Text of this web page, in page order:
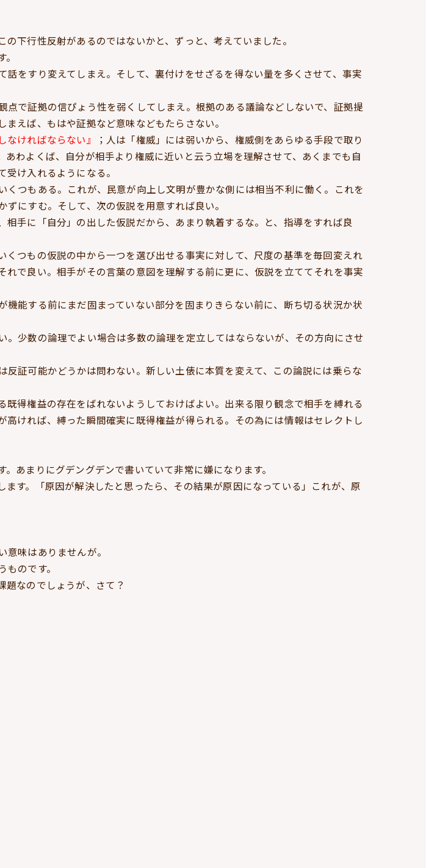
下行性反射があるのではないかと、ずっと、考えていました。
話をすり変えてしまえ。そして、裏付けをせざるを得ない量を多くさせて、事実
点で証拠の信ぴょう性を弱くしてしまえ。根拠のある議論などしないで、証拠提
えば、もはや証拠など意味などもたらさない。
ければならない』
；人は「権威」には弱いから、権威側をあらゆる手段で取り
わよくば、自分が相手より権威に近いと云う立場を理解させて、あくまでも自
け入れるようになる。
くつもある。これが、民意が向上し文明が豊かな側には相当不利に働く。これを
にすむ。そして、次の仮説を用意すれば良い。
相手に「自分」の出した仮説だから、あまり執着するな。と、指導をすれば良
くつもの仮説の中から一つを選び出せる事実に対して、尺度の基準を毎回変えれ
で良い。相手がその言葉の意図を理解する前に更に、仮説を立ててそれを事実
機能する前にまだ固まっていない部分を固まりきらない前に、断ち切る状況か状
。少数の論理でよい場合は多数の論理を定立してはならないが、その方向にさせ
反証可能かどうかは問わない。新しい土俵に本質を変えて、この論説には乗らな
得権益の存在をばれないようしておけばよい。出来る限り観念で相手を縛れる
ければ、縛った瞬間確実に既得権益が得られる。その為には情報はセレクトし
あまりにグデングデンで書いていて非常に嫌になります。
す。「原因が解決したと思ったら、その結果が原因になっている」これが、原
味はありませんが。
のです。
題なのでしょうが、さて？